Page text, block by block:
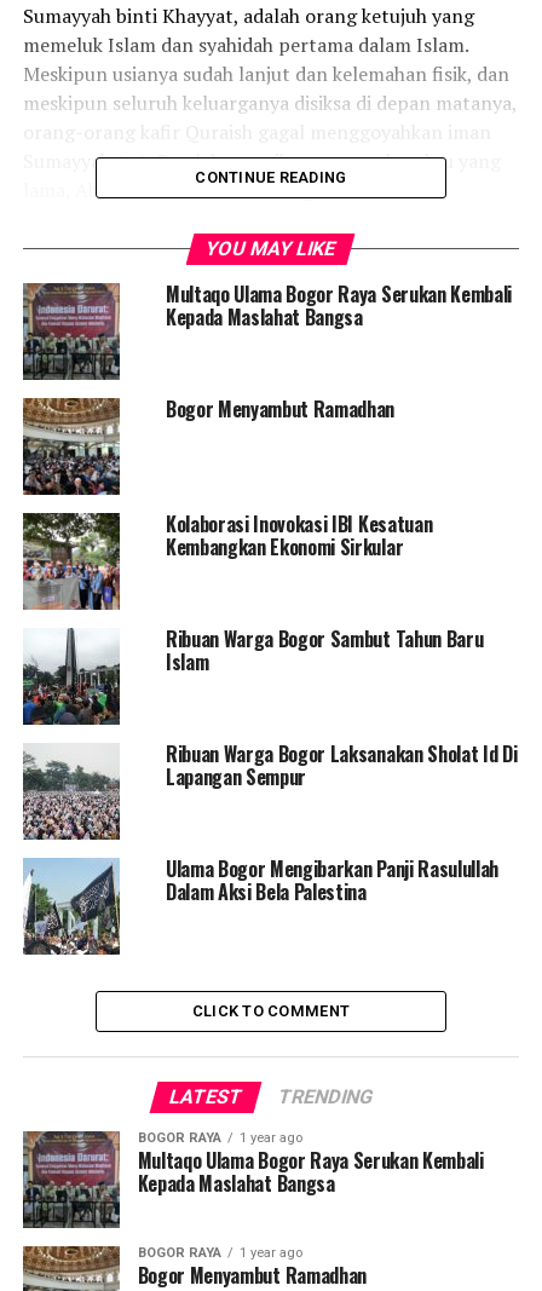
Sumayyah binti Khayyat, adalah orang ketujuh yang
memeluk Islam dan syahidah pertama dalam Islam.
Meskipun usianya sudah lanjut dan kelemahan fisik, dan
meskipun seluruh keluarganya disiksa di depan matanya,
Sumayyah (ra). Setelah menyiksanya untuk waktu yang
lama, Abu Jahl menikamnya dengan tombaknya,
Sumayyah binti Khayyat (ra) dikenang karena kekuatan,
keberanian, dan keyakinannya pada masa ketika umat
Islam sangat dianiaya. Dia terbukti tabah, dengan
kemauan dan tekad yang kuat meskipun keluarganya
adalah keluarga yang paling lemah dalam masyarakat
Mekah, dan terlepas dari kenyataan bahwa mereka tidak
memiliki siapa pun untuk melindungi mereka. Tetapi ini
tidak menghalangi mereka untuk berpegang pada pesan
=======
UP NEXT
Hindun binti Utbah, Kegelapan Menuju Cahaya
DON'T MISS
Berburu Syurga
CONTINUE READING
YOU MAY LIKE
Multaqo Ulama Bogor Raya Serukan Kembali
Kepada Maslahat Bangsa
Bogor Menyambut Ramadhan
Kolaborasi Inovokasi IBI Kesatuan
Kembangkan Ekonomi Sirkular
Ribuan Warga Bogor Sambut Tahun Baru
Islam
Ribuan Warga Bogor Laksanakan Sholat Id Di
Lapangan Sempur
Ulama Bogor Mengibarkan Panji Rasulullah
Dalam Aksi Bela Palestina
CLICK TO COMMENT
LATEST TRENDING
BOGOR RAYA 1 year ago
Multaqo Ulama Bogor Raya Serukan Kembali
Kepada Maslahat Bangsa
BOGOR RAYA 1 year ago
Bogor Menyambut Ramadhan